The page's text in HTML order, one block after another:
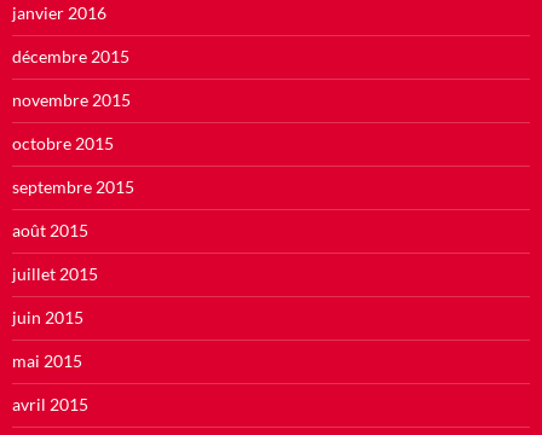
janvier 2016
décembre 2015
novembre 2015
octobre 2015
septembre 2015
août 2015
juillet 2015
juin 2015
mai 2015
avril 2015